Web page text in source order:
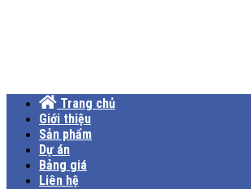
Trang chủ
Giới thiệu
Sản phẩm
Dự án
Bảng giá
Liên hệ